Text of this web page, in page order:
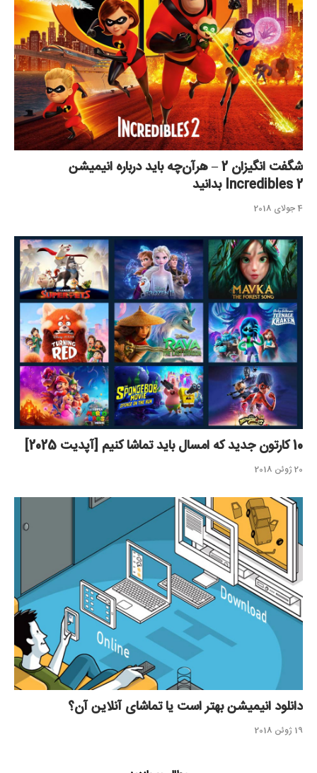
شگفت انگیزان 2 – هرآن‌چه باید درباره انیمیشن
Incredibles 2 بدانید
4 جولای 2018
10 کارتون جدید که امسال باید تماشا کنیم [آپدیت 2025]
20 ژوئن 2018
دانلود انیمیشن بهتر است یا تماشای آنلاین آن؟
19 ژوئن 2018